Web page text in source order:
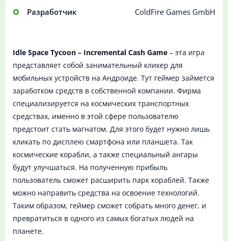
Разработчик
ColdFire Games GmbH
Idle Space Tycoon – Incremental Cash Game – эта игра
представляет собой занимательный кликер для
мобильных устройств на Андроиде. Тут геймер займется
заработком средств в собственной компании. Фирма
специализируется на космических транспортных
средствах, именно в этой сфере пользователю
предстоит стать магнатом. Для этого будет нужно лишь
кликать по дисплею смартфона или планшета. Так
космические корабли, а также специальный ангары
будут улучшаться. На полученную прибыль
пользователь сможет расширить парк кораблей. Также
можно направить средства на освоение технологий.
Таким образом, геймер сможет собрать много денег, и
превратиться в одного из самых богатых людей на
планете.